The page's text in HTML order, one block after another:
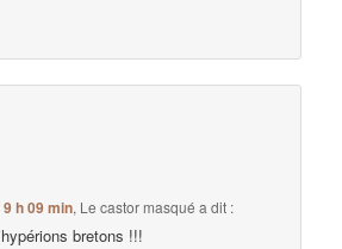
h 09 min, Le castor masqué a dit :
bretons !!!